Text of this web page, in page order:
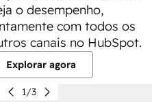
o desempenho,
com todos os
canais no HubSpot.
Explorar agora
1/3